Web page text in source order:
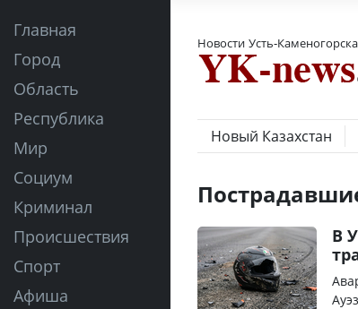
Главная
Город
Область
Республика
Мир
Социум
Криминал
Происшествия
Спорт
Афиша
Новости Усть-
Новый Казахстан
В